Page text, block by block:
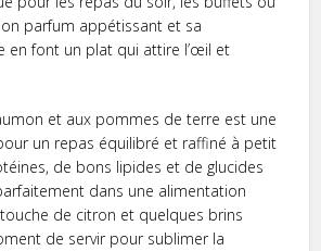
parfum appétissant et sa
en font un plat qui attire l’œil et
et aux pommes de terre est une
un repas équilibré et raffiné à petit
de bons lipides et de glucides
dans une alimentation
de citron et quelques brins
de servir pour sublimer la